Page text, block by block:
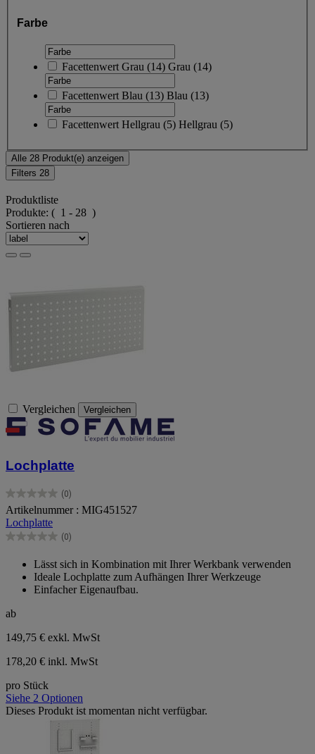
Farbe
Facettenwert Grau (14) Grau (14)
Facettenwert Blau (13) Blau (13)
Facettenwert Hellgrau (5) Hellgrau (5)
Alle 28 Produkt(e) anzeigen
Filters 28
Produktliste
Produkte: ( 1 - 28 )
Sortieren nach
Vergleichen Vergleichen
Lochplatte
(0)
0.0
von
5
Sternen.
Artikelnummer : MIG451527
Lochplatte
(0)
0.0
Sternen.
Lässt sich in Kombination mit Ihrer Werkbank verwenden
Ideale Lochplatte zum Aufhängen Ihrer Werkzeuge
Einfacher Eigenaufbau.
ab
149,75 € exkl. MwSt
178,20 € inkl. MwSt
pro Stück
Siehe 2 Optionen
Dieses Produkt ist momentan nicht verfügbar.